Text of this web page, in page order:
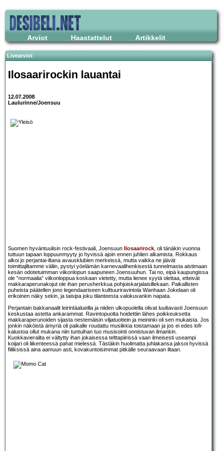
Arviot Haastattelut Artikkelit
Livearviot
Ilosaarirockin lauantai
12.07.2008
Laulurinne/Joensuu
Suomen hyväntuulisin rock-festivaali, Joensuun Ilosaarirock, oli tänäkin vuonna
tuttuun tapaan loppuunmyyty jo hyvissä ajoin ennen juhlien alkamista. Rokkaus
alkoi jo perjantai-iltana avausklubien merkeissä, mutta vaikka ne jäivät
toimittajiltamme väliin, pystyi yöelämän karnevaalihenkisestä tunnelmasta aistimaan
kesän odotetuimman viikonlopun saapuneen Joensuuhun. Tai no, eipä kaupungissa
ole ”normaalia” viikonloppua koskaan vietetty, mutta lienee syytä olettaa, etteivät
makkaraperunakojut ole ihan perusherkkua pohjoiskarjalaisillekaan. Paikallisten
puheista päätellen jono legendaariseen kulttuuriravintola Wanhaan Jokelaan oli
erikoinen näky sekin, ja taisipa joku tilanteesta valokuvankin napata.
Perjantain bakkanaalit leirintäalueilla ja niiden ulkopuolella olivat luultavasti Joensuun
keskustaa astetta ankarammat. Ravintopuolta hoidettiin lähes poikkeuksetta
makkaraperunoiden sijasta nestemäisin viljatuottein ja meininki oli sen mukaista. Jos
jonkin näköistä ämyriä oli paikalle roudattu musiikkia toistamaan ja jos ei edes lofi-
kalustoa ollut mukana niin tuntuihan tuo musisointi onnistuvan ilmankin.
Kuokkavierailta ei vältytty ihan jokaisessa telttapiirissä vaan ilmeisesti useampi
koijari oli liikenteessä pahat mielessä. Tästäkin huolimatta juhlakansa jaksoi hyvissä
fiiliksissä aina aamuun asti, kovakuntoisimmat pitkälle seuraavaan iltaan.